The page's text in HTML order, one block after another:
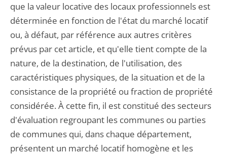
que la valeur locative des locaux professionnels est
déterminée en fonction de l'état du marché locatif
ou, à défaut, par référence aux autres critères
prévus par cet article, et qu'elle tient compte de la
nature, de la destination, de l'utilisation, des
caractéristiques physiques, de la situation et de la
consistance de la propriété ou fraction de propriété
considérée. À cette fin, il est constitué des secteurs
d'évaluation regroupant les communes ou parties
de communes qui, dans chaque département,
présentent un marché locatif homogène et les